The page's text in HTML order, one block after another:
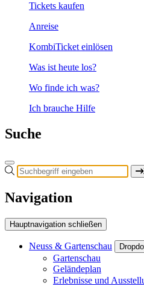
Tickets kaufen
Anreise
KombiTicket einlösen
Was ist heute los?
Wo finde ich was?
Ich brauche Hilfe
Suche
Navigation
Hauptnavigation schließen
Neuss & Gartenschau
Gartenschau
Geländeplan
Erlebnisse und